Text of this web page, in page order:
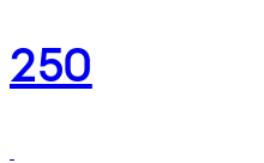
250